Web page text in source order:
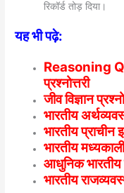
रिकॉर्ड तोड़ दिया।
यह भी पढ़े:
Reasoning
प्रश्नोत्तरी
जीव विज्ञान
भारतीय
भारतीय प्राचीन
भारतीय
आधुनिक भारतीय
भारतीय